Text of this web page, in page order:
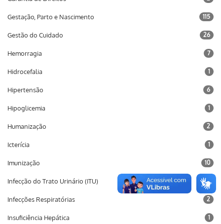
Gestação, Parto e Nascimento 115
Gestão do Cuidado 26
Hemorragia 7
Hidrocefalia 1
Hipertensão 6
Hipoglicemia 1
Humanização 2
Icterícia 1
Imunização 10
Infecção do Trato Urinário (ITU) 2
Infecções Respiratórias 2
Insuficiência Hepática 1